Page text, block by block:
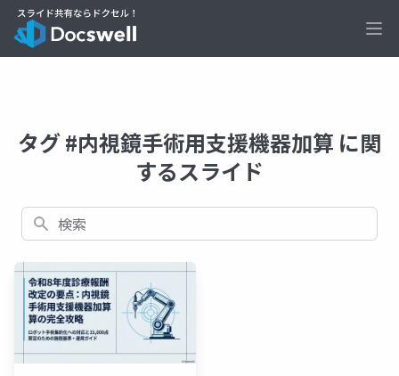
タグ #内視鏡手術用支援機器加算 に関
するスライド
検索